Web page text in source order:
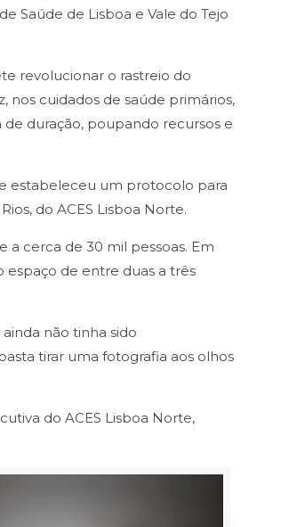
Saúde de Lisboa e Vale do Tejo
revolucionar o rastreio do
nos cuidados de saúde primários,
duração, poupando recursos e
estabeleceu um protocolo para
do ACES Lisboa Norte.
a cerca de 30 mil pessoas. Em
espaço de entre duas a três
não tinha sido
tirar uma fotografia aos olhos
do ACES Lisboa Norte,